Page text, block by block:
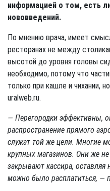
информацией о том, есть
нововведений.
По мнению врача, имеет
ресторанах не между
высотой до уровня головы
необходимо, потому что
только при кашле и чихании,
uralweb.ru.
— Перегородки эффективны,
распространение прямого
служат той же цели. Многие
крупных магазинов. Они же
закрывают кассира,
можно было расплатиться, —